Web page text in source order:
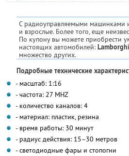
С радиоуправляемыми машинками
и взрослые. Более того, еще
По купону вы можете приобрести
настоящих автомобилей:
множество других.
Подробные технические
- масштаб: 1:16
- частота: 27 MHZ
- количество каналов: 4
- материал: пластик, резина
- время работы: 30 минут
- радиус действия: 15–30 метров
- светодиодные фары и стопогни